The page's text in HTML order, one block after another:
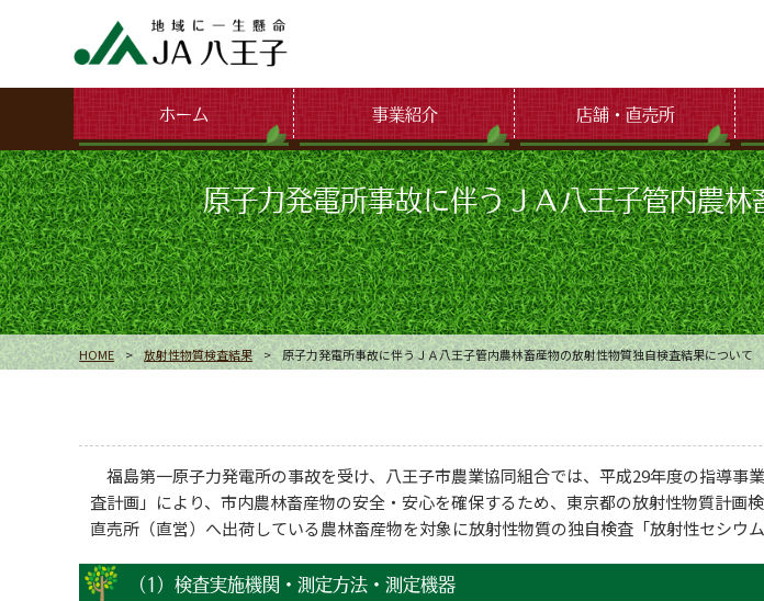
ホーム 事業紹介 店舗・直売所
HOME > 放射性物質検査結果 > 原子力発電所事故に伴うＪＡ八王子管内農林畜産物の放射性物質独自検査結果について
原子力発電所事故に伴うＪＡ八王子管内農
福島第一原子力発電所の事故を受け、八王子市農業協同組合では、平成29年度の指導事
査計画」により、市内農林畜産物の安全・安心を確保するため、東京都の放射性物質計画
直売所（直営）へ出荷している農林畜産物を対象に放射性物質の独自検査「放射性セシウ
（1）検査実施機関・測定方法・測定機器